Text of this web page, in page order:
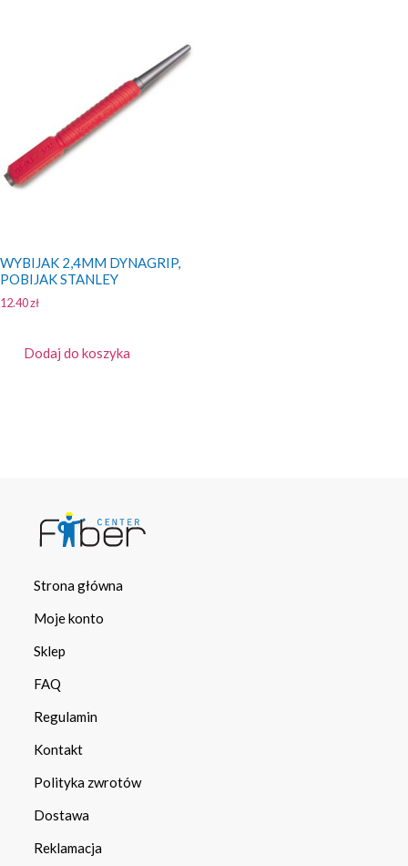
WYBIJAK 2,4MM DYNAGRIP,
POBIJAK STANLEY
12.40zł
Dodaj do koszyka
Strona główna
Moje konto
Sklep
FAQ
Regulamin
Kontakt
Polityka zwrotów
Dostawa
Reklamacja